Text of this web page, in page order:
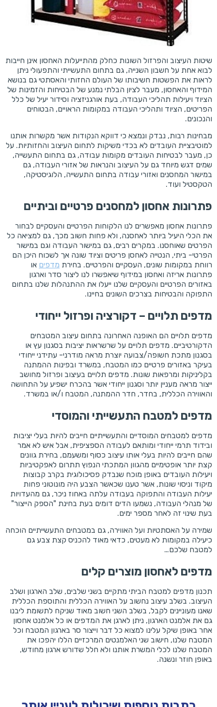
שיטות העיצוב והפרזול השונות כחלק מהתייעלות האחסון אינן חייבות
לבוא אחת על חשבון השנייה, גם בתחום התעשייתי והתפעולי ניתן
לראות את הפשטות חשיבותו של העולם החזותי והאסתטי גם בנושא
המידוף והאחסון, מעבר לציון הבלתי נמנע של הבטיחות והזמינות של
הציוד ויעילות תהליכי העבודה, בעת אורגניזציה וסידור יעיל של כלל
הפריטים, הציוד ותהליכי העבודה במקומות הראויים, הבטוחים
והנכונים.
מבחינות רבות, נבדק ונמצא כי דווקא הנקודות אשר מקשרות אותנו
למוטיבציית העובדים לא בכדי משיקות לתחום העיצוב והחזותיות. על
כן, מעבר לבטיחות העובדים מקומות עבודה, גם בתחום התעשייה,
שמים דגש מיוחד גם על העיצוב והנראות של אזורי העבודה, גם
במישור המחסנים ואזורי עבודה בתחום התעשייה, הלוגיסטיקה,
הטקסטיל ועוד.
פתרונות אחסון למחסנים פרטיים וביתיים
פתרונות אחסון מאפשרים לנו הלקוחות הפרטיים והעסקיים לבחור
את הכלי היעיל ביותר לאחסנה, ולא פחות חשוב מכך, גם למציאה כל
הפרטים שאוחסנו. במקרים רבים, גם במישור העבודה וגם במישור
הפרטי- ביתי, הנטייה לאחסן פריטים וציוד שונה אך לשכוח היכן הם
רווחת במקומות שונים, העסקיים והפרטיים. בחירת מדפים או
פתרונות אריזה ואחסון במידוף שיאפשרו לנו ליצור סדר וארגון
באזורים הפרטיים והעסקיים שלנו ייעלו את ההתנהלות שלנו בתחום
התפוקה והבטיחות בצרכים השונים בחיינו.
מדפים תלויים – דקורציה ופרזול ייחודי
מדפים תלויים הם האופנה האחרונה בתחום עיצוב המטבחים
הדקורטיביים. מדפים תלויים על שרשראות יציבות בסגנון עץ או
בסגנון מתכת חשופה/צבועה יוצרת מראה מודרני- עתידני ייחודי
בעיקר באזורים פרטיים כמו המטבח, במשרד ובפינות ההמתנה
בקליניקות ומרפאות שונות. מדפים תלויים בעיצוב ופרזול מחושב
ייצור מראה מעניין יותר וסגנון ייחודי אשר בהכרח ישפיע על התחושה
והאווירה הכללית, בחדר, חדר ההמתנה, המטבח ו/או במשרד.
מדפים למטבח התעשייתי והמוסדי
מדפים למטבחים המוסדיים והתעשייתיים חייבים להיות בעלי יציבות
ובידוד תרמי ייחודי ומותאם לעבודה הספציפית, אבל איש לא אמר
שהם חייבים להיות בעלי אותו עיצוב כסוף ומשעמם, בחירת גוונים
קצת יותר אופטימיים מהגוון המתכתי הנפוץ תתרום לאפקטיביות
ויעילות העובדים באופן מוכח שנבדק פסיכולוגית בקרב קבוצות
מיקוד וניסוי שונות, אשר טענו שכאשר הצבע היה מונוטוני פחות
יעילות העבודה והתפוקה בעבודה עלתה באחוז ניכר, גם מהעדויות
של מנהלי העבודה, נשמעו הדים דומים בעת בחינת "הספק הייצור"
בעת שינוי זה לאחר מספר ימים.
שמירה על האסתטיות ועל האווירה, גם במטבחים התעשייתיים הוכחה
כיעילה במקומות לא מעטים, כדאי מאוד להכניס קצת צבע גם
למטבח שלכם…
מדפים לאחסון מוצרים קלים
תכנון מדפים למטבח הביתי מתקיים בשני שלבים, שלב הארגון ושלב
העיצוב. בשלב עיצוב נחשוב על האווירה הכללית והתוספת הכללית
שאנו מעוניינים לקבל, בשלב השני חשוב מאוד שניקח לתשומת ליבנו
גם את אלמנט הארגון, ניתן לארגן את המדפים או כל אלמנט אחסון
אחר באופן שיקל עלינו למצוא כל דבר וייצור סר בארגון המטבח וכל
המטבח שלנו, חישוב שני האלמנטים המרכזיים הללו יהפכו את
המטבח שלנו לכלי המשרת אותנו ולא חלל שדורש ארגון מחודש,
באופן חוזר ונשנה.